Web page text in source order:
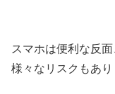
スマホは便利な反
様々なリスクもあり